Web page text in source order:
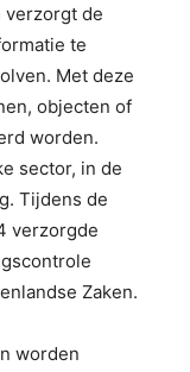
verzorgt de
te
Met deze
objecten of
worden.
sector, in de
Tijdens de
verzorgde
Zaken.
worden